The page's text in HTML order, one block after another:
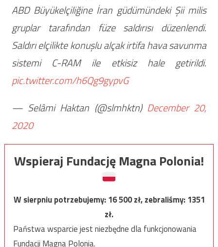
ABD Büyükelçiliğine İran güdümündeki Şii milis
gruplar tarafından füze saldırısı düzenlendi.
Saldırı elçilikte konuşlu alçak irtifa hava savunma
sistemi C-RAM ile etkisiz hale getirildi.
pic.twitter.com/h6Qg9gypvG
— Selâmi Haktan (@slmhktn) December 20,
2020
Wspieraj Fundację Magna Polonia!
W sierpniu potrzebujemy:16 500zł, zebraliśmy:1351
zł.
Państwa wsparcie jest niezbędne dla funkcjonowania
Fundacji Magna Polonia.